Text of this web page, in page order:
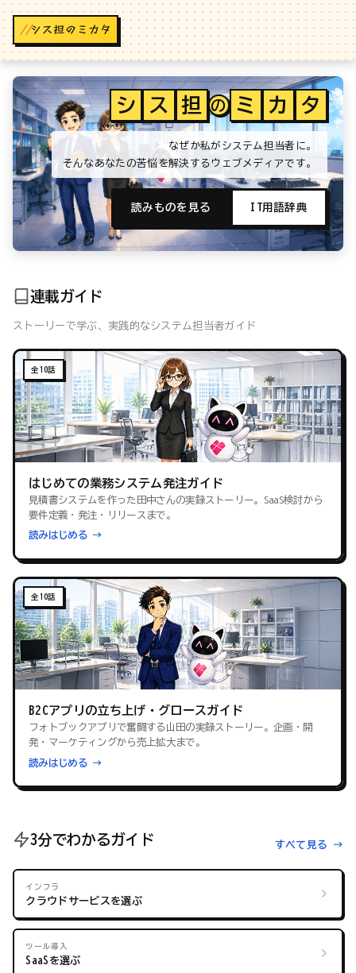
//
シ ス 担 の ミ カ タ
なぜか私がシステム担当者に。
そんなあなたの苦悩を解決するウェブメディアです。
読みものを見る IT用語辞典
連載ガイド
ストーリーで学ぶ、実践的なシステム担当者ガイド
全10話
はじめての業務システム発注ガイド
見積書システムを作った田中さんの実録ストーリー。SaaS検討から
要件定義・発注・リリースまで。
読みはじめる →
全10話
B2Cアプリの立ち上げ・グロースガイド
フォトブックアプリで奮闘する山田の実録ストーリー。企画・開
発・マーケティングから売上拡大まで。
読みはじめる →
3分でわかるガイド すべて見る →
インフラ
クラウドサービスを選ぶ
ツール導入
SaaSを選ぶ